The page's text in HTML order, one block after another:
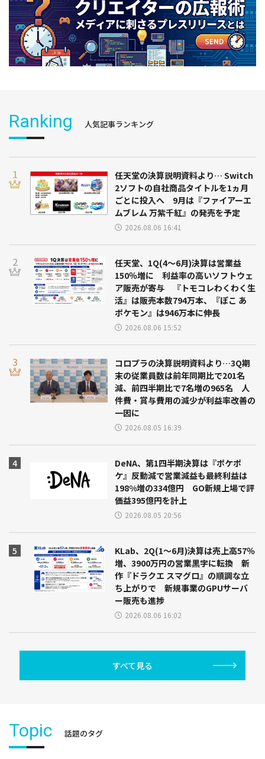
Ranking 人気記事ランキング
任天堂の決算説明資料より… Switch
2ソフトの自社商品タイトルを1ヵ月
ごとに投入へ 9月は『ファイアーエ
ムブレム 万紫千紅』の発売を予定
2026.08.06 16:41
任天堂、1Q(4～6月)決算は営業益
150％増に 利益率の高いソフトウェ
ア販売が寄与 『トモコレわくわく生
活』は販売本数794万本、『ぽこ あ
ポケモン』は946万本に伸長
2026.08.06 15:52
コロプラの決算説明資料より…3Q期
末の従業員数は前年同期比で201名
減、前四半期比で7名増の965名 人
件費・賞与費用の減少が利益率改善の
一因に
2026.08.05 16:39
DeNA、第1四半期決算は『ポケポ
ケ』反動減で営業減益も最終利益は
198%増の334億円 GO新規上場で評
価益395億円を計上
2026.08.05 20:56
KLab、2Q(1～6月)決算は売上高57％
増、3900万円の営業黒字に転換 新
作『ドラクエ スマグロ』の順調な立
ち上がりで 新規事業のGPUサーバ
ー販売も進捗
2026.08.06 16:02
すべて見る
Topic 話題のタグ